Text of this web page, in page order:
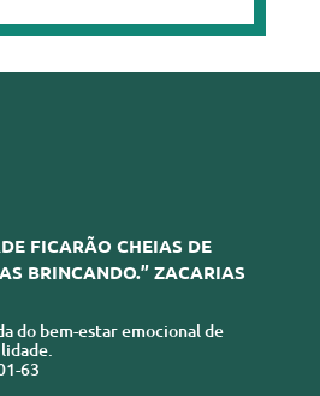
FICARÃO CHEIAS DE
BRINCANDO.” ZACARIAS
do bem-estar emocional de
63